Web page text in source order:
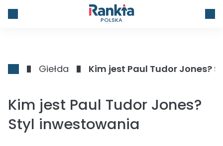
POLSKA
Giełda Kim jest Paul Tudor Jones?
Kim jest Paul Tudor Jones?
Styl inwestowania